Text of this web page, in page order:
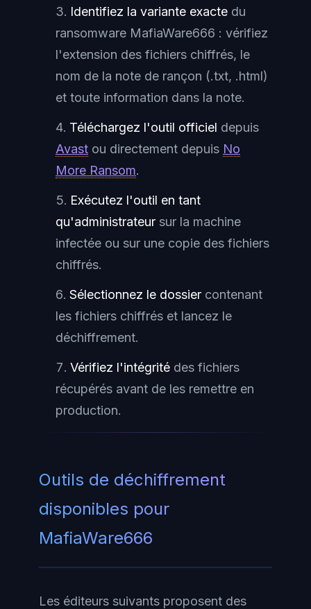
Identifiez la variante exacte du
ransomware MafiaWare666 : vérifiez
l'extension des fichiers chiffrés, le
nom de la note de rançon (.txt, .html)
et toute information dans la note.
Téléchargez l'outil officiel depuis
Avast ou directement depuis No
More Ransom.
Exécutez l'outil en tant
qu'administrateur sur la machine
infectée ou sur une copie des fichiers
chiffrés.
Sélectionnez le dossier contenant
les fichiers chiffrés et lancez le
déchiffrement.
Vérifiez l'intégrité des fichiers
récupérés avant de les remettre en
production.
Outils de déchiffrement
disponibles pour
MafiaWare666
Les éditeurs suivants proposent des